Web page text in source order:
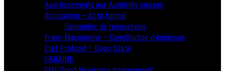
Avertissements aux Autorités suisses
Récusation – Acte formel
Demandes de récusations
Franc-Maçonnerie – Constitution d’Anderson
Etat Profond – Deep State
UKRAINE